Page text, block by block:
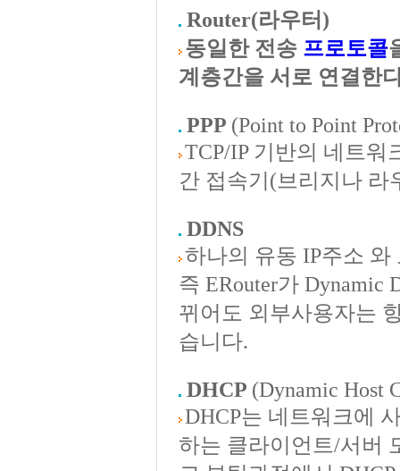
Router(라우터)
동일한 전송 프로토콜
계층간을 서로 연결한
PPP (Point to Point
TCP/IP 기반의 네트워
간 접속기(브리지나 라
DDNS
하나의 유동 IP주소
즉 ERouter가 Dynamic
뀌어도 외부사용자는
습니다.
DHCP (Dynamic Host
DHCP는 네트워크에
하는 클라이언트/서버